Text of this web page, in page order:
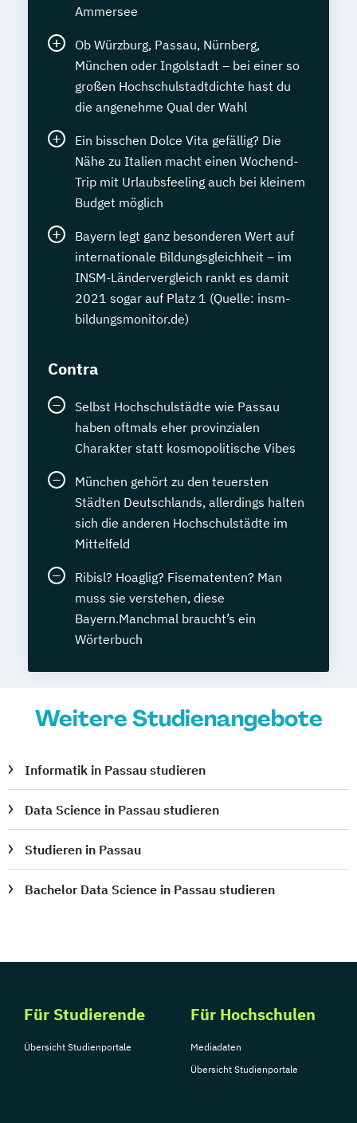
Ammersee
Ob Würzburg, Passau, Nürnberg,
München oder Ingolstadt – bei einer so
großen Hochschulstadtdichte hast du
die angenehme Qual der Wahl
Ein bisschen Dolce Vita gefällig? Die
Nähe zu Italien macht einen Wochend-
Trip mit Urlaubsfeeling auch bei kleinem
Budget möglich
Bayern legt ganz besonderen Wert auf
internationale Bildungsgleichheit – im
INSM-Ländervergleich rankt es damit
2021 sogar auf Platz 1 (Quelle: insm-
bildungsmonitor.de)
Contra
Selbst Hochschulstädte wie Passau
haben oftmals eher provinzialen
Charakter statt kosmopolitische Vibes
München gehört zu den teuersten
Städten Deutschlands, allerdings halten
sich die anderen Hochschulstädte im
Mittelfeld
Ribisl? Hoaglig? Fisematenten? Man
muss sie verstehen, diese
Bayern.Manchmal braucht’s ein
Wörterbuch
Weitere Studienangebote
Informatik in Passau studieren
Data Science in Passau studieren
Studieren in Passau
Bachelor Data Science in Passau studieren
Für Studierende
Übersicht Studienportale
Für Hochschulen
Mediadaten
Übersicht Studienportale